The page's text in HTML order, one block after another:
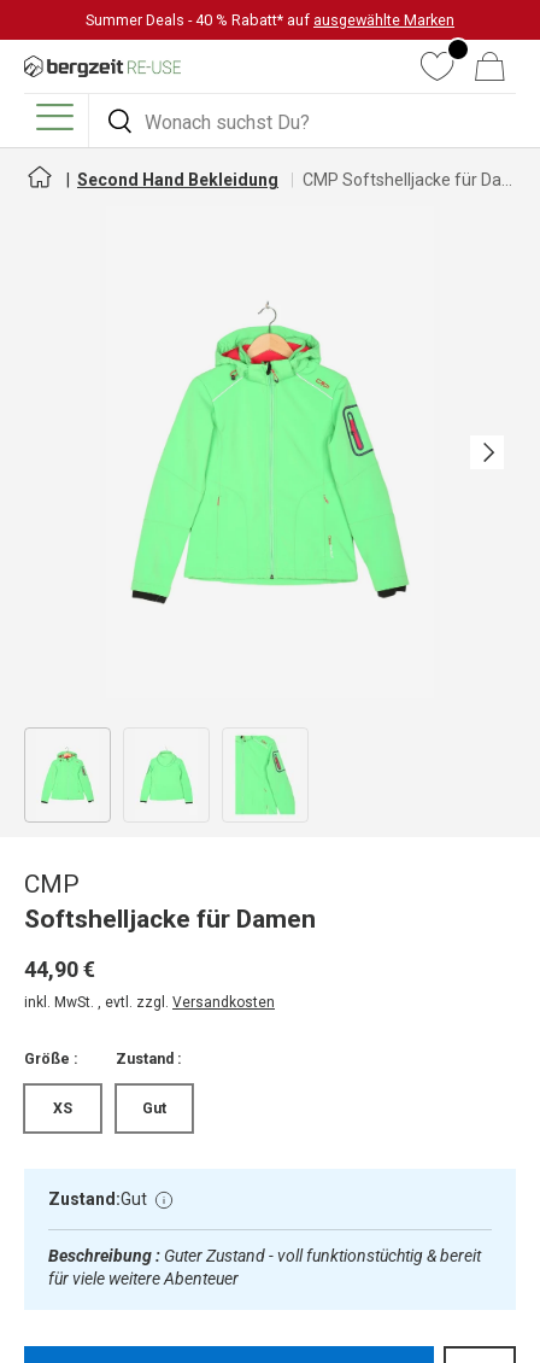
DIREKT ZUM INHALT
Summer Deals - 40 % Rabatt* auf ausgewählte Marken
Suchen
Suchen
WunschlisteWarenkorb
Menü
Second Hand Bekleidung
Nächste
Bild 1 in Galerieansicht laden
CMP
Softshelljacke für Damen
44,90 €
inkl. MwSt. , evtl. zzgl. Versandkosten
Größe :
XS
Zustand :
Gut
Zustand:Gut
Beschreibung : Guter Zustand - voll funktionstüchtig & bereit
für viele weitere Abenteuer